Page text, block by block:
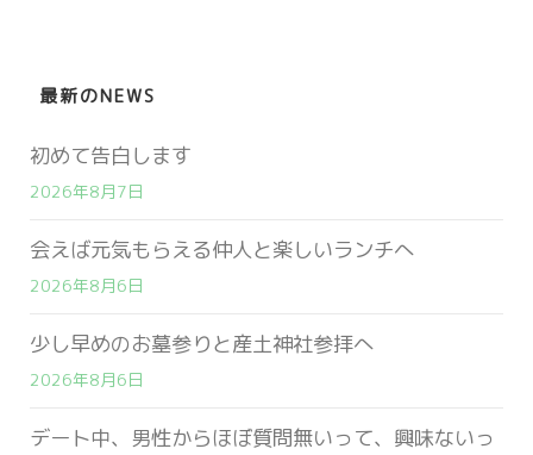
最新のNEWS
初めて告白します
2026年8月7日
会えば元気もらえる仲人と楽しいランチへ
2026年8月6日
少し早めのお墓参りと産土神社参拝へ
2026年8月6日
デート中、男性からほぼ質問無いって、興味ないっ